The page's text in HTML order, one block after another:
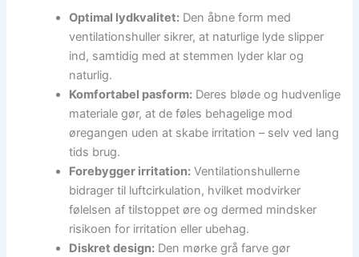
Optimal lydkvalitet: Den åbne form med
ventilationshuller sikrer, at naturlige lyde slipper
ind, samtidig med at stemmen lyder klar og
naturlig.
Komfortabel pasform: Deres bløde og hudvenlige
materiale gør, at de føles behagelige mod
øregangen uden at skabe irritation – selv ved lang
tids brug.
Forebygger irritation: Ventilationshullerne
bidrager til luftcirkulation, hvilket modvirker
følelsen af tilstoppet øre og dermed mindsker
risikoen for irritation eller ubehag.
Diskret design: Den mørke grå farve gør